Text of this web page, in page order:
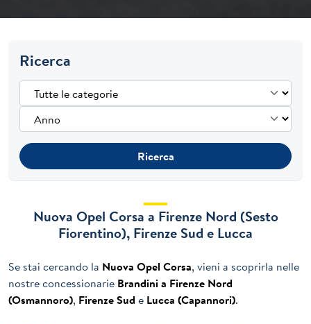
Ricerca
Ricerca
Nuova Opel Corsa a Firenze Nord (Sesto
Fiorentino), Firenze Sud e Lucca
Se stai cercando la Nuova Opel Corsa, vieni a scoprirla nelle
nostre concessionarie Brandini a Firenze Nord
(Osmannoro), Firenze Sud e Lucca (Capannori).